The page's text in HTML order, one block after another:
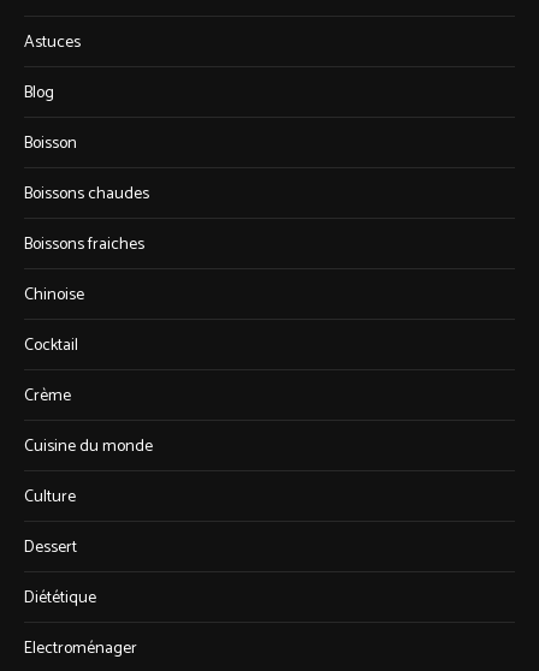
Astuces
Blog
Boisson
Boissons chaudes
Boissons fraiches
Chinoise
Cocktail
Crème
Cuisine du monde
Culture
Dessert
Diététique
Electroménager